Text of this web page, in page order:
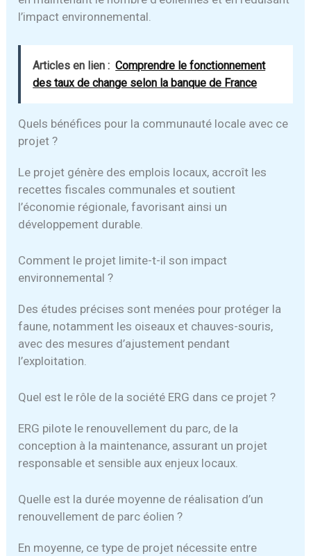
l’impact environnemental.
Articles en lien : Comprendre le fonctionnement
des taux de change selon la banque de France
Quels bénéfices pour la communauté locale avec ce
projet ?
Le projet génère des emplois locaux, accroît les
recettes fiscales communales et soutient
l’économie régionale, favorisant ainsi un
développement durable.
Comment le projet limite-t-il son impact
environnemental ?
Des études précises sont menées pour protéger la
faune, notamment les oiseaux et chauves-souris,
avec des mesures d’ajustement pendant
l’exploitation.
Quel est le rôle de la société ERG dans ce projet ?
ERG pilote le renouvellement du parc, de la
conception à la maintenance, assurant un projet
responsable et sensible aux enjeux locaux.
Quelle est la durée moyenne de réalisation d’un
renouvellement de parc éolien ?
En moyenne, ce type de projet nécessite entre